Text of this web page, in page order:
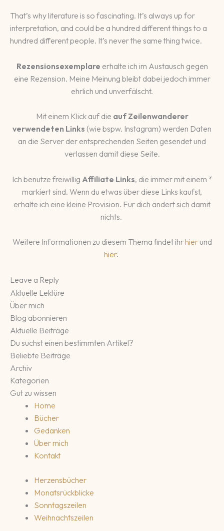
That’s why literature is so fascinating. It’s always up for
interpretation, and could be a hundred different things to a
hundred different people. It’s never the same thing twice.
Rezensionsexemplare erhalte ich im Austausch gegen
eine Rezension. Meine Meinung bleibt dabei jedoch immer
ehrlich und unverfälscht.
Mit einem Klick auf die auf Zeilenwanderer
verwendeten Links (wie bspw. Instagram) werden Daten
an die Server der entsprechenden Seiten gesendet und
verlassen damit diese Seite.
Ich benutze freiwillig Affiliate Links, die immer mit einem *
markiert sind. Wenn du etwas über diese Links kaufst,
erhalte ich eine kleine Provision. Für dich ändert sich damit
nichts.
Weitere Informationen zu diesem Thema findet ihrhierund
hier.
Leave a Reply
Aktuelle Lektüre
Über mich
Blog abonnieren
Aktuelle Beiträge
Du suchst einen bestimmten Artikel?
Beliebte Beiträge
Archiv
Kategorien
Gut zu wissen
Home
Bücher
Gedanken
Über mich
Kontakt
Herzensbücher
Monatsrückblicke
Sonntagszeilen
Weihnachtszeilen